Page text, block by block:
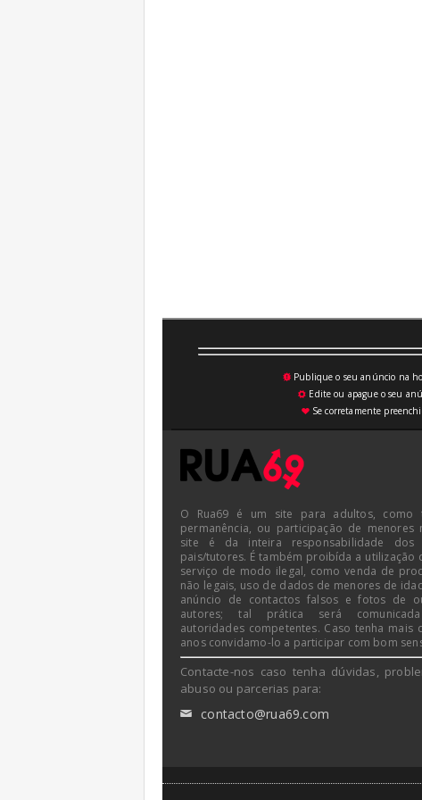
💥Publique o seu anúncio na
⚙ Edite ou apague o seu
♥Se corretamente
O Rua69 é um site para adultos, como
permanência, ou participação de menores
site é da inteira responsabilidade dos
pais/tutores. É também proibída a utilização
serviço de modo ilegal, como venda de
não legais, uso de dados de menores de
anúncio de contactos falsos e fotos de
autores; tal prática será
autoridades competentes. Caso tenha mais
anos convidamo-lo a participar com bom
Contacte-nos caso tenha dúvidas,
abuso ou parcerias para:
✉ contacto@rua69.com